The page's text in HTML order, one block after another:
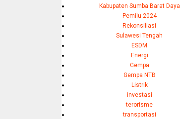
Kabupaten Sumba Barat Daya
Pemilu 2024
Rekonsiliasi
Sulawesi Tengah
ESDM
Energi
Gempa
Gempa NTB
Listrik
investasi
terorisme
transportasi